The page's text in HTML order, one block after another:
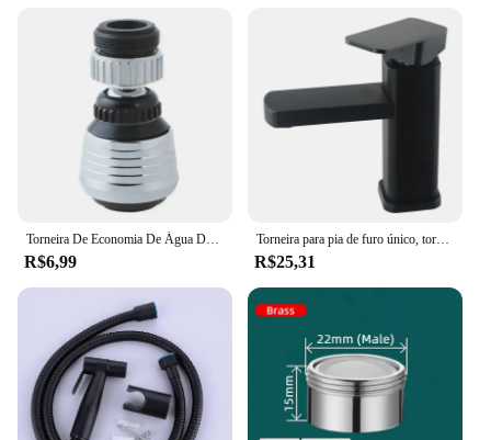
R$6,99
Torneira para pia de furo único, torneira para banheiro acima do balcão, lavatório, água quente e fria, torneira elevada
R$25,31